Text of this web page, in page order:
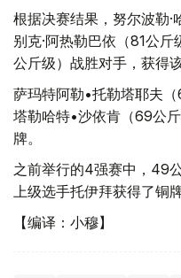
根据决赛结果，努尔波勒
别克·阿热勒巴依（81公
公斤级）战胜对手，获得
萨玛特阿勒•托勒塔耶夫
塔勒哈特•沙依肯（69公
牌。
之前举行的4强赛中，49
上级选手托伊拜获得了铜牌
【编译：小穆】